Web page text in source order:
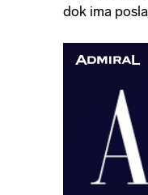
dok ima